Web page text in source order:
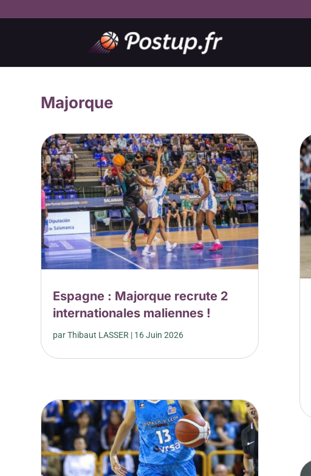
Majorque
Espagne : Majorque recrute 2
internationales maliennes !
parThibaut LASSER | 16 Juin 2026